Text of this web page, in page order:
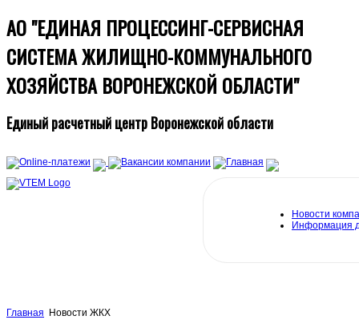
АО "ЕДИНАЯ ПРОЦЕССИНГ-СЕРВИСНАЯ
СИСТЕМА ЖИЛИЩНО-КОММУНАЛЬНОГО
ХОЗЯЙСТВА ВОРОНЕЖСКОЙ ОБЛАСТИ"
Единый расчетный центр Воронежской области
Новости
Информация
Главная Новости ЖКХ